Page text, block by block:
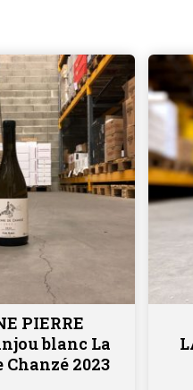
au panier
PIERRE
blanc La
Chanzé 2023